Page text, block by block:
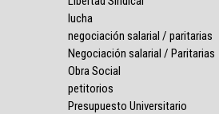
lucha
negociación salarial / paritarias
Negociación salarial / Paritarias
Obra Social
petitorios
Presupuesto Universitario